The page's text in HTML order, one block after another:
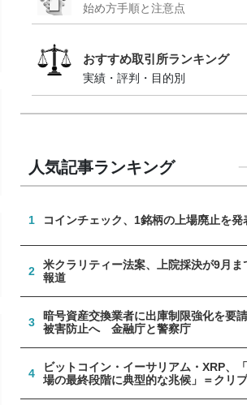
始め方手順と注意点
おすすめ取引所ランキング
実績・評判・目的別
人気記事ランキング
1 コインチェック、1銘柄の上場廃止を発
2
米クラリティー法案、上院採決が9月ま
報道
3
暗号資産交換業者に出庫制限強化を要
被害防止へ 金融庁と警察庁
4
ビットコイン・イーサリアム・XRP、
場の最終段階に典型的な兆候」＝クリ